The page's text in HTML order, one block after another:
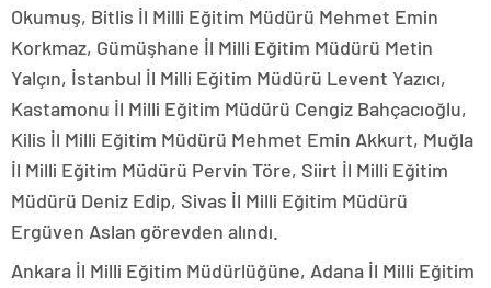
Okumuş, Bitlis İl Milli Eğitim Müdürü Mehmet Emin
Korkmaz, Gümüşhane İl Milli Eğitim Müdürü Metin
Yalçın, İstanbul İl Milli Eğitim Müdürü Levent Yazıcı,
Kastamonu İl Milli Eğitim Müdürü Cengiz Bahçacıoğlu,
Kilis İl Milli Eğitim Müdürü Mehmet Emin Akkurt, Muğla
İl Milli Eğitim Müdürü Pervin Töre, Siirt İl Milli Eğitim
Müdürü Deniz Edip, Sivas İl Milli Eğitim Müdürü
Ergüven Aslan görevden alındı.
Ankara İl Milli Eğitim Müdürlüğüne, Adana İl Milli Eğitim